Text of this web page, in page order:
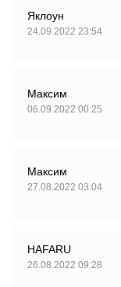
Яклоун
24.09.2022 23:54
Максим
06.09.2022 00:25
Максим
27.08.2022 03:04
HAFARU
26.08.2022 09:28